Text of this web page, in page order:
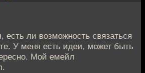
ли возможность связаться
У меня есть идеи, может быть
Мой емейл